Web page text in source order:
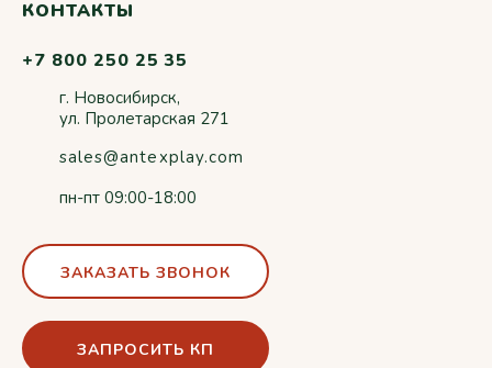
КОНТАКТЫ
+7 800 250 25 35
г. Новосибирск,
ул. Пролетарская 271
sales@antexplay.com
пн-пт 09:00-18:00
ЗАКАЗАТЬ ЗВОНОК
ЗАПРОСИТЬ КП